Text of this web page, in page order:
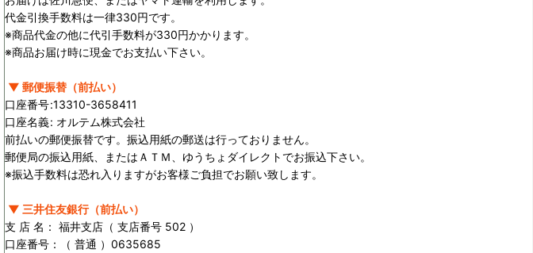
代金引換手数料は一律330円です。
※商品代金の他に代引手数料が330円かかります。
※商品お届け時に現金でお支払い下さい。
▼ 郵便振替（前払い）
口座番号:13310-3658411
口座名義: オルテム株式会社
前払いの郵便振替です。振込用紙の郵送は行っておりません。
郵便局の振込用紙、またはＡＴＭ、ゆうちょダイレクトでお振込下さい。
※振込手数料は恐れ入りますがお客様ご負担でお願い致します。
▼ 三井住友銀行（前払い）
支 店 名： 福井支店（ 支店番号 502 ）
口座番号：（ 普通 ）0635685